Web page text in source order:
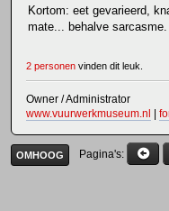
Kortom: eet gevarieerd,
mate... behalve sarcasme.
2 personen vinden dit leuk.
Owner / Administrator
www.vuurwerkmuseum.nl
OMHOOG Pagina's